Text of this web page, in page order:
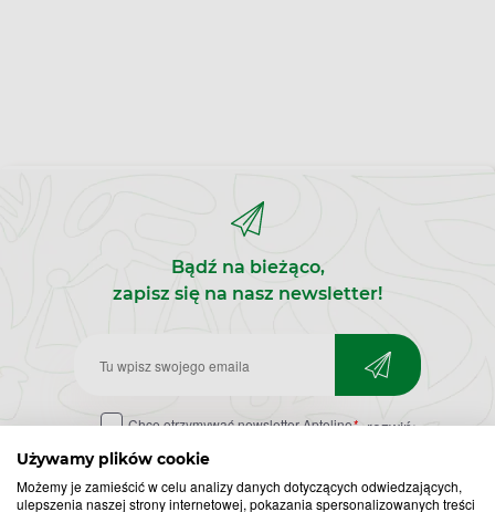
Używamy plików cookie
Możemy je zamieścić w celu analizy danych dotyczących odwiedzających,
ulepszenia naszej strony internetowej, pokazania spersonalizowanych treści
Bądź na bieżąco,
zapisz się na nasz newsletter!
Zapisz
do
newslettera
Chcę otrzymywać newsletter Apteline* rozwiń>